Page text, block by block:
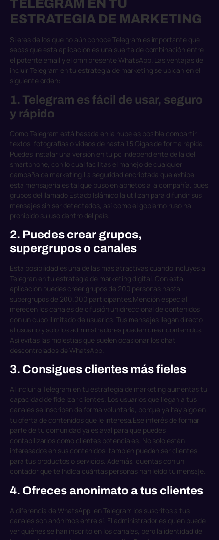
TELEGRAM EN TU
ESTRATEGIA DE MARKETING
Si eres de los que no aún conoce Telegram es importante que
sepas que esta aplicación es una suerte de combinación entre
el potente email y el omnipresente WhatsApp. Las ventajas de
incluir Telegram en tu estrategia de marketing se ubican en el
siguiente orden:
1. Telegram es fácil de usar, seguro
y rápido
Como Telegram está basada en la nube es posible compartir
textos, fotografías o videos de hasta 1.5 Gigas de forma rápida.
Puedes instalar una versión en tu pc independiente de la del
smartphone, con lo cual facilitas el manejo de cualquier
campaña de marketing. La seguridad encriptada que exhibe
esta mensajería es tal que puso en aprietos a la compañía, pues
grupos del llamado Estado Islámico la utilizan para difundir sus
mensajes sin ser detectados, así como el gobierno ruso ha
prohibido su uso dentro del país.
2. Puedes crear grupos,
supergrupos o canales
Esta posibilidad es una de las más atractivas cuando incluyes a
Telegran en tu estrategia de marketing digital. Con esta
aplicación puedes creer grupos de 200 personas hasta
supergrupos de 200.000 participantes.Mención especial
merecen los canales de difusión unidireccional de contenidos
con un cupo ilimitado de usuarios. Tus mensajes llegan directo
al usuario y solo los administradores pueden crear contenidos.
Así evitas las molestias que suelen ocasionar los chat
descontrolados de WhatsApp.
3. Consigues clientes más fieles
Al incluir a Telegram en tu estrategia de marketing aumentas tu
capacidad de fidelizar clientes. Los usuarios que llegan a tus
canales se inscriben de forma voluntaria, porque ya hay algo en
tu oferta de contenidos que le interesa.Ese interés de formar
parte de tu comunidad ya es aval para que puedes
contabilizarlos como clientes potenciales. No solo están
interesados en sus contenidos, también pueden ser clientes
para tus productos o servicios. Además, cuentas con un
contador que te indica cuántas personas han leído tu mensaje.
4. Ofreces anonimato a tus clientes
A diferencia de WhatsApp, en Telegram los suscritos a tus
canales son anónimos entre sí. El administrador es quien puede
ver quiénes se han inscrito en los canales, pero la identidad de